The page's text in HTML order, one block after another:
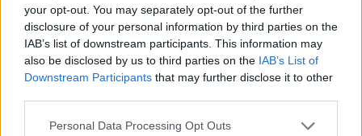
your opt-out. You may separately opt-out of the further
disclosure of your personal information by third parties on the
IAB’s list of downstream participants. This information may
also be disclosed by us to third parties on the IAB’s List of
Downstream Participants that may further disclose it to other
Please note that this website/app uses one or more Google
Personal Data Processing Opt Outs
Έχουμε μια κυβέρνηση που όχι μόνο είναι βουτηγμένη σε
σκάνδαλα, σε διαφθορά, μακριά από την εξυπηρέτηση των
συμφερόντων των πολιτών και την αντιμετώπιση της
ακρίβειας και άλλων προβλημάτων, αλλά και κουκουλώνει
και συγκαλύπτει όλα τα σκάνδαλα, τα οποία έχει διαπράξει.
Γι’ αυτό λοιπόν είναι αναγκαία η πολιτική αλλαγή: Γιατί δεν
και στα σκάνδαλα της Νέας Δημοκρατίας, αλλά και στην